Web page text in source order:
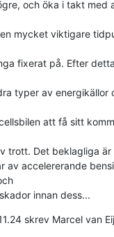
och öka i takt med
mycket viktigare
fixerat på. Efter
typer av energikällor
att få sitt
trott. Det beklagliga
av accelererande
innan dess...
skrev Marcel van